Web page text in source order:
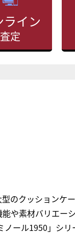
ライン
査定
のクッションケ
や素材バリエー
ール1950」シ